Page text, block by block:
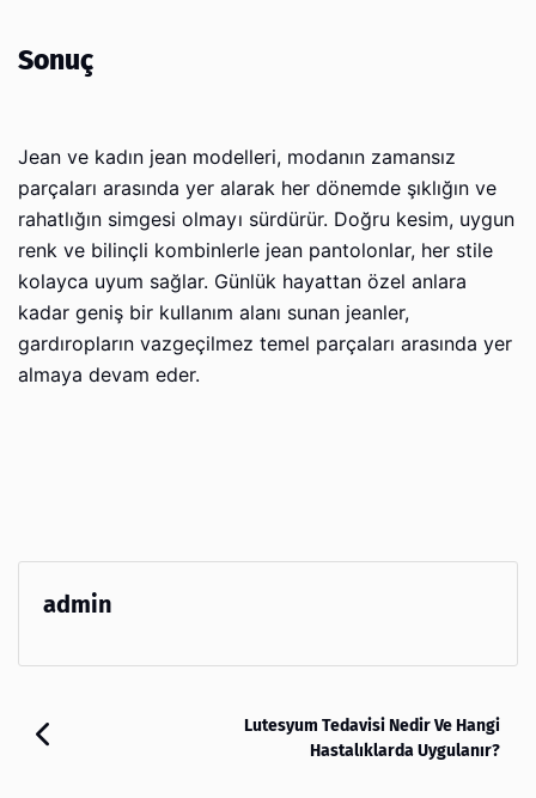
Sonuç
Jean ve kadın jean modelleri, modanın zamansız
parçaları arasında yer alarak her dönemde şıklığın ve
rahatlığın simgesi olmayı sürdürür. Doğru kesim, uygun
renk ve bilinçli kombinlerle jean pantolonlar, her stile
kolayca uyum sağlar. Günlük hayattan özel anlara
kadar geniş bir kullanım alanı sunan jeanler,
gardıropların vazgeçilmez temel parçaları arasında yer
almaya devam eder.
admin
Lutesyum Tedavisi Nedir Ve Hangi
Hastalıklarda Uygulanır?